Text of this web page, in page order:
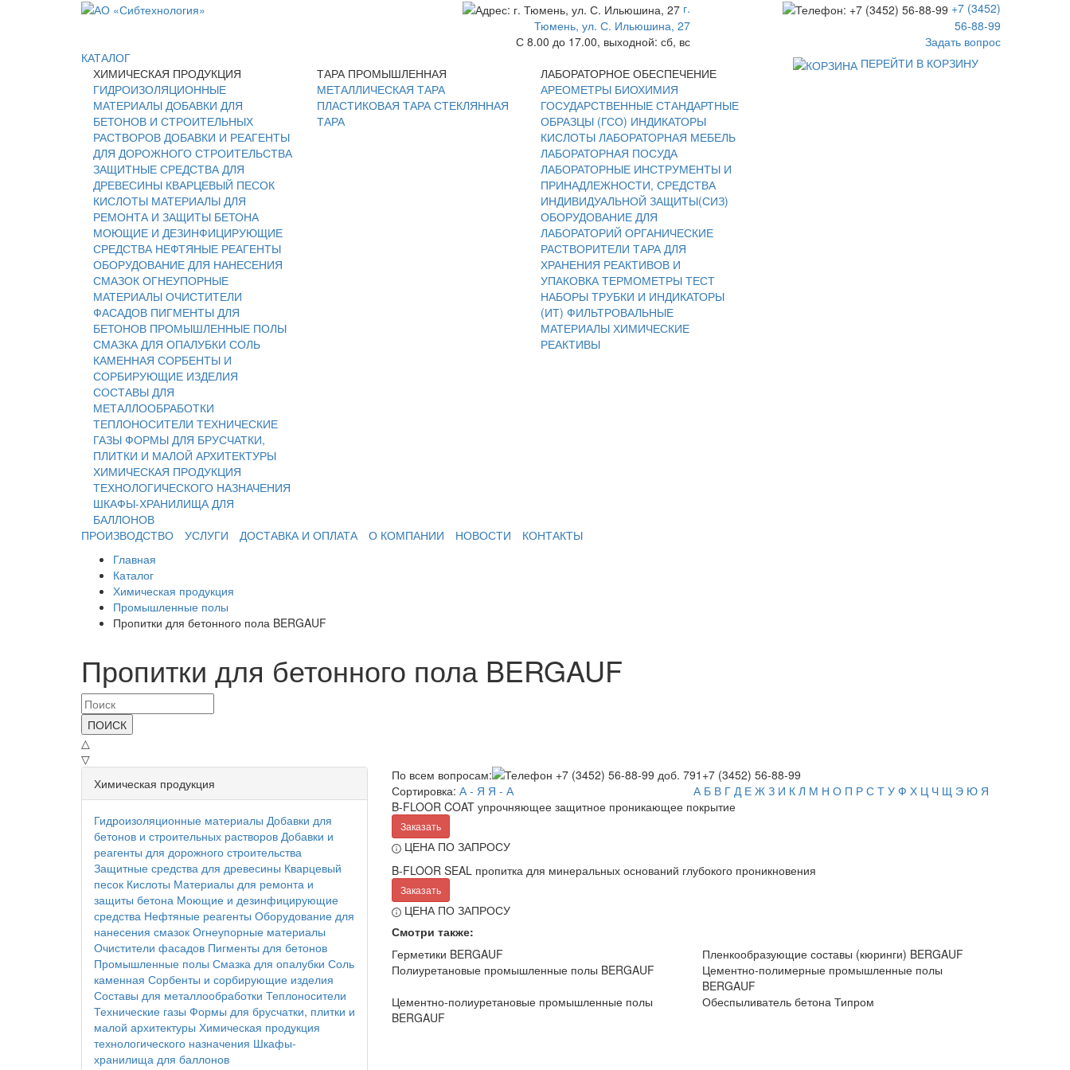
г.
Тюмень, ул. С. Ильюшина, 27
С 8.00 до 17.00, выходной: сб, вс
+7 (3452)
56-88-99
Задать вопрос
КАТАЛОГ
ХИМИЧЕСКАЯ ПРОДУКЦИЯ
ГИДРОИЗОЛЯЦИОННЫЕ
МАТЕРИАЛЫ ДОБАВКИ ДЛЯ
БЕТОНОВ И СТРОИТЕЛЬНЫХ
РАСТВОРОВ ДОБАВКИ И РЕАГЕНТЫ
ДЛЯ ДОРОЖНОГО СТРОИТЕЛЬСТВА
ЗАЩИТНЫЕ СРЕДСТВА ДЛЯ
ДРЕВЕСИНЫ КВАРЦЕВЫЙ ПЕСОК
КИСЛОТЫ МАТЕРИАЛЫ ДЛЯ
РЕМОНТА И ЗАЩИТЫ БЕТОНА
МОЮЩИЕ И ДЕЗИНФИЦИРУЮЩИЕ
СРЕДСТВА НЕФТЯНЫЕ РЕАГЕНТЫ
ОБОРУДОВАНИЕ ДЛЯ НАНЕСЕНИЯ
СМАЗОК ОГНЕУПОРНЫЕ
МАТЕРИАЛЫ ОЧИСТИТЕЛИ
ФАСАДОВ ПИГМЕНТЫ ДЛЯ
БЕТОНОВ ПРОМЫШЛЕННЫЕ ПОЛЫ
СМАЗКА ДЛЯ ОПАЛУБКИ СОЛЬ
КАМЕННАЯ СОРБЕНТЫ И
СОРБИРУЮЩИЕ ИЗДЕЛИЯ
СОСТАВЫ ДЛЯ
МЕТАЛЛООБРАБОТКИ
ТЕПЛОНОСИТЕЛИ ТЕХНИЧЕСКИЕ
ГАЗЫ ФОРМЫ ДЛЯ БРУСЧАТКИ,
ПЛИТКИ И МАЛОЙ АРХИТЕКТУРЫ
ХИМИЧЕСКАЯ ПРОДУКЦИЯ
ТЕХНОЛОГИЧЕСКОГО НАЗНАЧЕНИЯ
ШКАФЫ-ХРАНИЛИЩА ДЛЯ
БАЛЛОНОВ
ТАРА ПРОМЫШЛЕННАЯ
МЕТАЛЛИЧЕСКАЯ ТАРА
ПЛАСТИКОВАЯ ТАРА СТЕКЛЯННАЯ
ТАРА
ЛАБОРАТОРНОЕ ОБЕСПЕЧЕНИЕ
АРЕОМЕТРЫ БИОХИМИЯ
ГОСУДАРСТВЕННЫЕ СТАНДАРТНЫЕ
ОБРАЗЦЫ (ГСО) ИНДИКАТОРЫ
КИСЛОТЫ ЛАБОРАТОРНАЯ МЕБЕЛЬ
ЛАБОРАТОРНАЯ ПОСУДА
ЛАБОРАТОРНЫЕ ИНСТРУМЕНТЫ И
ПРИНАДЛЕЖНОСТИ, СРЕДСТВА
ИНДИВИДУАЛЬНОЙ ЗАЩИТЫ(СИЗ)
ОБОРУДОВАНИЕ ДЛЯ
ЛАБОРАТОРИЙ ОРГАНИЧЕСКИЕ
РАСТВОРИТЕЛИ ТАРА ДЛЯ
ХРАНЕНИЯ РЕАКТИВОВ И
УПАКОВКА ТЕРМОМЕТРЫ ТЕСТ
НАБОРЫ ТРУБКИ И ИНДИКАТОРЫ
(ИТ) ФИЛЬТРОВАЛЬНЫЕ
МАТЕРИАЛЫ ХИМИЧЕСКИЕ
РЕАКТИВЫ
ПРОИЗВОДСТВО УСЛУГИ ДОСТАВКА И ОПЛАТА О КОМПАНИИ НОВОСТИ КОНТАКТЫ
ПЕРЕЙТИ В КОРЗИНУ
Главная
Каталог
Химическая продукция
Промышленные полы
Пропитки для бетонного пола BERGAUF
Пропитки для бетонного пола BERGAUF
ПОИСК
△
▽
Химическая продукция
Гидроизоляционные материалы Добавки для
бетонов и строительных растворов Добавки и
реагенты для дорожного строительства
Защитные средства для древесины Кварцевый
песок Кислоты Материалы для ремонта и
защиты бетона Моющие и дезинфицирующие
средства Нефтяные реагенты Оборудование для
нанесения смазок Огнеупорные материалы
Очистители фасадов Пигменты для бетонов
Промышленные полы Смазка для опалубки Соль
каменная Сорбенты и сорбирующие изделия
Составы для металлообработки Теплоносители
Технические газы Формы для брусчатки, плитки и
малой архитектуры Химическая продукция
технологического назначения Шкафы-
хранилища для баллонов
По всем вопросам: +7 (3452) 56-88-99
Сортировка: А - Я Я - А А Б В Г Д Е Ж З И К Л М Н О П Р С Т У Ф Х Ц Ч Щ Э Ю Я
B-FLOOR COAT упрочняющее защитное проникающее покрытие
Заказать
ЦЕНА ПО ЗАПРОСУ
B-FLOOR SEAL пропитка для минеральных оснований глубокого проникновения
Заказать
ЦЕНА ПО ЗАПРОСУ
Смотри также:
Герметики BERGAUF
Пленкообразующие составы (кюринги) BERGAUF
Полиуретановые промышленные полы BERGAUF
Цементно-полимерные промышленные полы
BERGAUF
Цементно-полиуретановые промышленные полы
BERGAUF
Обеспыливатель бетона Типром